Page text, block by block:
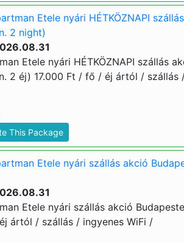
Etele nyári HÉTKÖZNAPI
2 night)
Etele nyári HÉTKÖZNAPI szállás
2 éj) 17.000 Ft / fő / éj ártól / szállás
This Package
Etele nyári szállás akció
Etele nyári szállás akció
ártól / szállás / ingyenes WiFi /